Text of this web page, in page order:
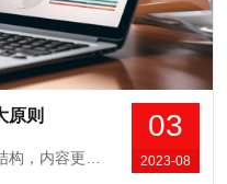
03
2023-08
原则